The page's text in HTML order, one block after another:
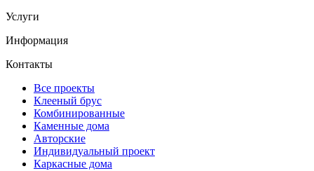
Услуги
Информация
Контакты
Все проекты
Клееный брус
Комбинированные
Каменные дома
Авторские
Индивидуальный проект
Каркасные дома